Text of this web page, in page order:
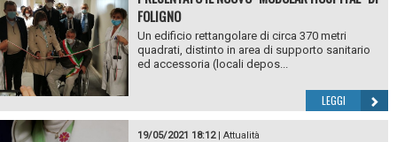
FOLIGNO
Un edificio rettangolare di circa 370 metri
quadrati, distinto in area di supporto sanitario
ed accessoria (locali depos...
LEGGI
19/05/2021 18:12| Attualità